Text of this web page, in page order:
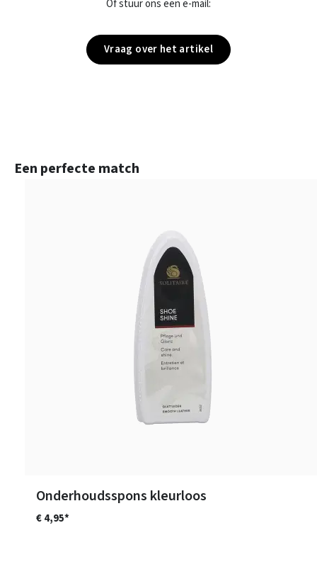
Of stuur ons een e-mail:
Vraag over het artikel
Productgalerij overslaan
Een perfecte match
Onderhoudsspons kleurloos
€ 4,95*